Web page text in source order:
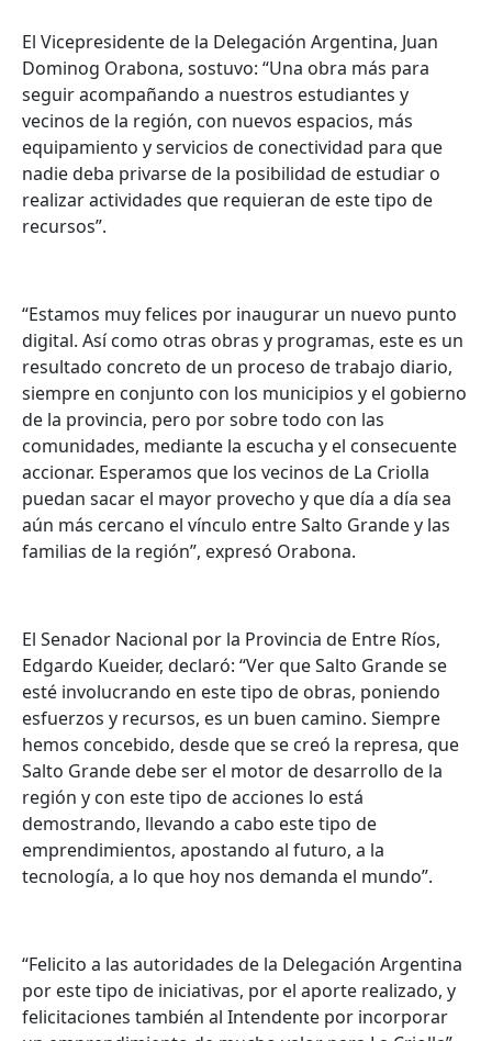
El Vicepresidente de la Delegación Argentina, Juan
Dominog Orabona, sostuvo: “Una obra más para
seguir acompañando a nuestros estudiantes y
vecinos de la región, con nuevos espacios, más
equipamiento y servicios de conectividad para que
nadie deba privarse de la posibilidad de estudiar o
realizar actividades que requieran de este tipo de
recursos”.
“Estamos muy felices por inaugurar un nuevo punto
digital. Así como otras obras y programas, este es un
resultado concreto de un proceso de trabajo diario,
siempre en conjunto con los municipios y el gobierno
de la provincia, pero por sobre todo con las
comunidades, mediante la escucha y el consecuente
accionar. Esperamos que los vecinos de La Criolla
puedan sacar el mayor provecho y que día a día sea
aún más cercano el vínculo entre Salto Grande y las
familias de la región”, expresó Orabona.
El Senador Nacional por la Provincia de Entre Ríos,
Edgardo Kueider, declaró: “Ver que Salto Grande se
esté involucrando en este tipo de obras, poniendo
esfuerzos y recursos, es un buen camino. Siempre
hemos concebido, desde que se creó la represa, que
Salto Grande debe ser el motor de desarrollo de la
región y con este tipo de acciones lo está
demostrando, llevando a cabo este tipo de
emprendimientos, apostando al futuro, a la
tecnología, a lo que hoy nos demanda el mundo”.
“Felicito a las autoridades de la Delegación Argentina
por este tipo de iniciativas, por el aporte realizado, y
felicitaciones también al Intendente por incorporar